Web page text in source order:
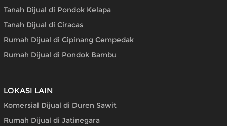
Tanah Dijual di Pondok Kelapa
Tanah Dijual di Ciracas
Rumah Dijual di Cipinang Cempedak
Rumah Dijual di Pondok Bambu
LOKASI LAIN
Komersial Dijual di Duren Sawit
Rumah Dijual di Jatinegara